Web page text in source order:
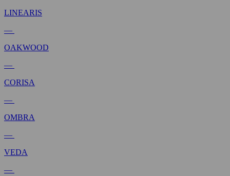
LINEARIS
—
OAKWOOD
—
CORISA
—
OMBRA
—
VEDA
—